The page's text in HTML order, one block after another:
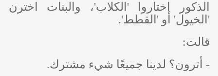
الذكور اختاروا 'الكلاب'، والبنات اخترن
'الخيول' أو 'القطط'.
قالت:
- أترون؟ لدينا جميعًا شيء مشترك.